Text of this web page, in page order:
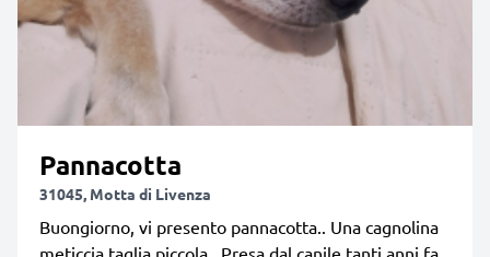
Pannacotta
31045, Motta di Livenza
Buongiorno, vi presento pannacotta.. Una cagnolina
meticcia taglia piccola.. Presa dal canile tanti anni fa..